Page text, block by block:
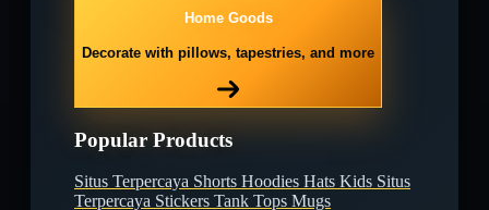
Home Goods
Decorate with pillows, tapestries, and more
Popular Products
Situs Terpercaya Shorts Hoodies Hats Kids Situs
Terpercaya Stickers Tank Tops Mugs